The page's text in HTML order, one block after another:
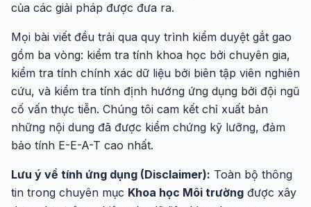
của các giải pháp được đưa ra.
Mọi bài viết đều trải qua quy trình kiểm duyệt gắt gao
gồm ba vòng: kiểm tra tính khoa học bởi chuyên gia,
kiểm tra tính chính xác dữ liệu bởi biên tập viên nghiên
cứu, và kiểm tra tính định hướng ứng dụng bởi đội ngũ
cố vấn thực tiễn. Chúng tôi cam kết chỉ xuất bản
những nội dung đã được kiểm chứng kỹ lưỡng, đảm
bảo tính E-E-A-T cao nhất.
Lưu ý về tính ứng dụng (Disclaimer): Toàn bộ thông
tin trong chuyên mục Khoa học Môi trường được xây